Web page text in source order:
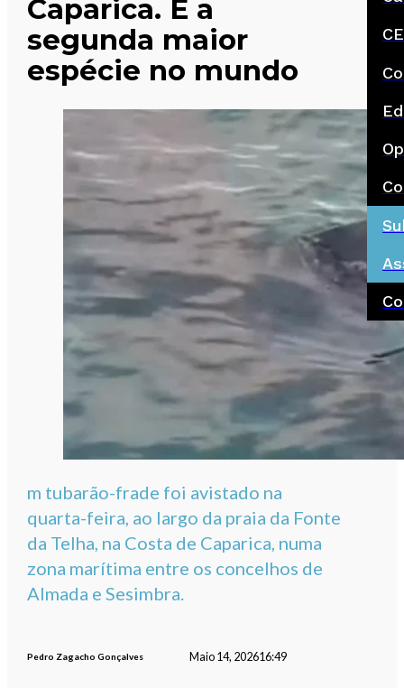
Caparica. É a
segunda maior
espécie no mundo
m tubarão-frade foi avistado na
quarta-feira, ao largo da praia da Fonte
da Telha, na Costa de Caparica, numa
zona marítima entre os concelhos de
Almada e Sesimbra.
Pedro Zagacho Gonçalves Maio 14, 202616:49